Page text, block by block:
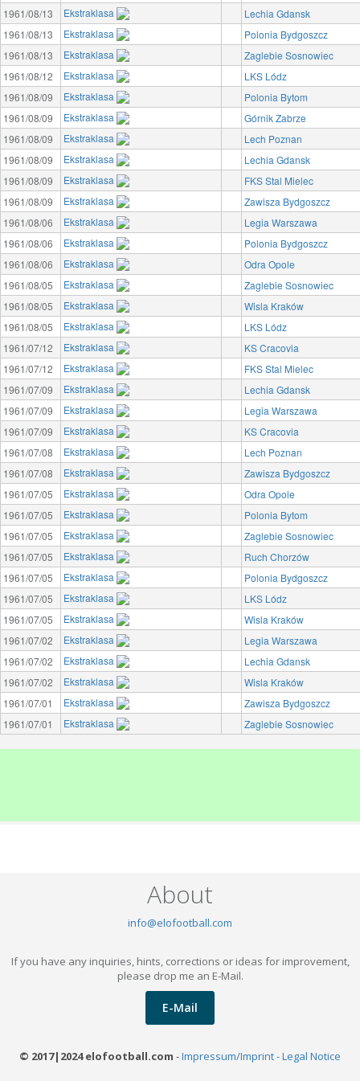
1961/08/13
Ekstraklasa
Lechia Gdansk
1961/08/13
Ekstraklasa
Polonia Bydgoszcz
1961/08/13
Ekstraklasa
Zaglebie Sosnowiec
1961/08/12
Ekstraklasa
LKS Lódz
1961/08/09
Ekstraklasa
Polonia Bytom
1961/08/09
Ekstraklasa
Górnik Zabrze
1961/08/09
Ekstraklasa
Lech Poznan
1961/08/09
Ekstraklasa
Lechia Gdansk
1961/08/09
Ekstraklasa
FKS Stal Mielec
1961/08/09
Ekstraklasa
Zawisza Bydgoszcz
1961/08/06
Ekstraklasa
Legia Warszawa
1961/08/06
Ekstraklasa
Polonia Bydgoszcz
1961/08/06
Ekstraklasa
Odra Opole
1961/08/05
Ekstraklasa
Zaglebie Sosnowiec
1961/08/05
Ekstraklasa
Wisla Kraków
1961/08/05
Ekstraklasa
LKS Lódz
1961/07/12
Ekstraklasa
KS Cracovia
1961/07/12
Ekstraklasa
FKS Stal Mielec
1961/07/09
Ekstraklasa
Lechia Gdansk
1961/07/09
Ekstraklasa
Legia Warszawa
1961/07/09
Ekstraklasa
KS Cracovia
1961/07/08
Ekstraklasa
Lech Poznan
1961/07/08
Ekstraklasa
Zawisza Bydgoszcz
1961/07/05
Ekstraklasa
Odra Opole
1961/07/05
Ekstraklasa
Polonia Bytom
1961/07/05
Ekstraklasa
Zaglebie Sosnowiec
1961/07/05
Ekstraklasa
Ruch Chorzów
1961/07/05
Ekstraklasa
Polonia Bydgoszcz
1961/07/05
Ekstraklasa
LKS Lódz
1961/07/05
Ekstraklasa
Wisla Kraków
1961/07/02
Ekstraklasa
Legia Warszawa
1961/07/02
Ekstraklasa
Lechia Gdansk
1961/07/02
Ekstraklasa
Wisla Kraków
1961/07/01
Ekstraklasa
Zawisza Bydgoszcz
1961/07/01
Ekstraklasa Zaglebie Sosnowiec
About
info@elofootball.com
If you have any inquiries, hints, corrections or ideas for improvement,
please drop me an E-Mail.
E-Mail
© 2017|2024 elofootball.com -Impressum/Imprint - Legal Notice